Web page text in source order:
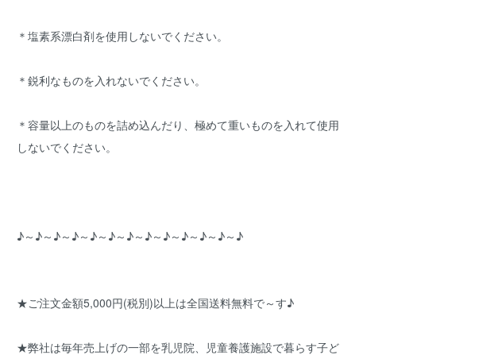
＊塩素系漂白剤を使用しないでください。
＊鋭利なものを入れないでください。
＊容量以上のものを詰め込んだり、極めて重いものを入れて使用
しないでください。
♪～♪～♪～♪～♪～♪～♪～♪～♪～♪～♪～♪～♪
★ご注文金額5,000円(税別)以上は全国送料無料で～す♪
★弊社は毎年売上げの一部を乳児院、児童養護施設で暮らす子ど